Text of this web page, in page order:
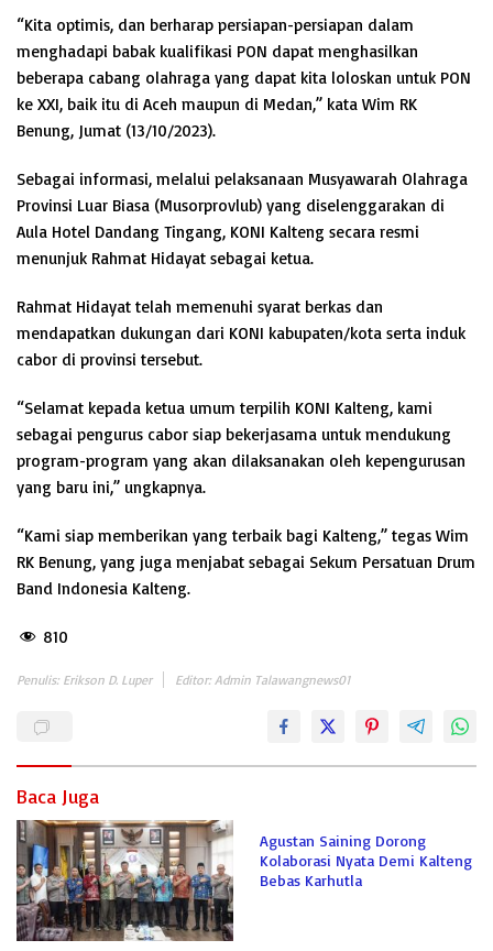
“Kita optimis, dan berharap persiapan-persiapan dalam
menghadapi babak kualifikasi PON dapat menghasilkan
beberapa cabang olahraga yang dapat kita loloskan untuk PON
ke XXI, baik itu di Aceh maupun di Medan,” kata Wim RK
Benung, Jumat (13/10/2023).
Sebagai informasi, melalui pelaksanaan Musyawarah Olahraga
Provinsi Luar Biasa (Musorprovlub) yang diselenggarakan di
Aula Hotel Dandang Tingang, KONI Kalteng secara resmi
menunjuk Rahmat Hidayat sebagai ketua.
Rahmat Hidayat telah memenuhi syarat berkas dan
mendapatkan dukungan dari KONI kabupaten/kota serta induk
cabor di provinsi tersebut.
“Selamat kepada ketua umum terpilih KONI Kalteng, kami
sebagai pengurus cabor siap bekerjasama untuk mendukung
program-program yang akan dilaksanakan oleh kepengurusan
yang baru ini,” ungkapnya.
“Kami siap memberikan yang terbaik bagi Kalteng,” tegas Wim
RK Benung, yang juga menjabat sebagai Sekum Persatuan Drum
Band Indonesia Kalteng.
810
Penulis: Erikson D. Luper Editor: Admin Talawangnews01
Baca Juga
Agustan Saining Dorong
Kolaborasi Nyata Demi Kalteng
Bebas Karhutla